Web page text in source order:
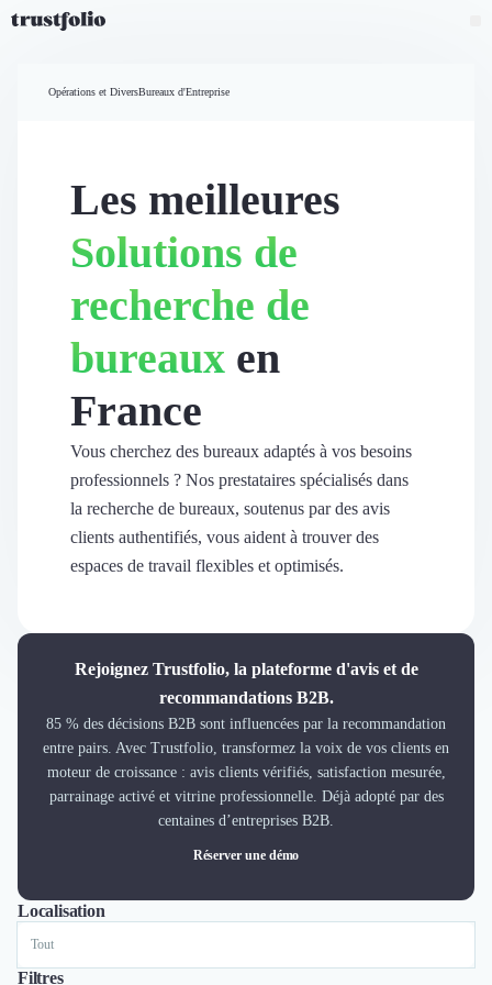
Widgets d'avis
Partage d’avis multicanal
Vidéo de témoignage
Révéler le réseau
Vitrine & média
Suivi du ROI
Voir tous nos avis clients
Découvrir le média
Demander une démo
Connexion
Formation
Teambuilding
Marque Employeur
Conseil en Management et Organisation
Portage Salarial
Responsabilité Sociétale des Entreprises (RSE)
Marketplace de freelance
Coaching
Accueil
Opérations et DiversBureaux d'Entreprise
Les meilleures
Solutions de
recherche de
bureaux en
France
Vous cherchez des bureaux adaptés à vos besoins
professionnels ? Nos prestataires spécialisés dans
la recherche de bureaux, soutenus par des avis
clients authentifiés, vous aident à trouver des
espaces de travail flexibles et optimisés.
Rejoignez Trustfolio, la plateforme d'avis et de
recommandations B2B.
85 % des décisions B2B sont influencées par la recommandation
entre pairs. Avec Trustfolio, transformez la voix de vos clients en
moteur de croissance : avis clients vérifiés, satisfaction mesurée,
parrainage activé et vitrine professionnelle. Déjà adopté par des
centaines d’entreprises B2B.
Réserver une démo
Localisation
ToutParisLille
Filtres